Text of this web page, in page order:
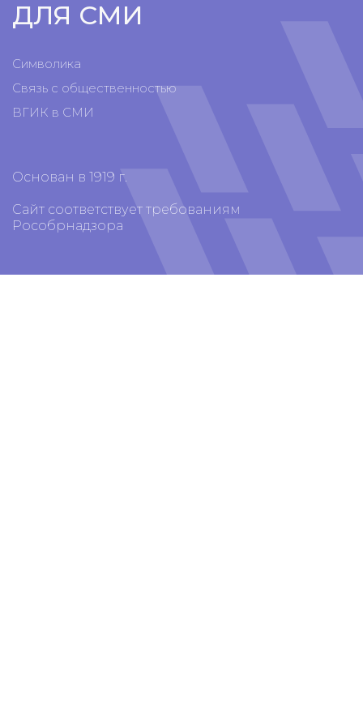
ДЛЯ СМИ
Символика
Связь с общественностью
ВГИК в СМИ
Основан в 1919 г.
Сайт соответствует требованиям
Рособрнадзора